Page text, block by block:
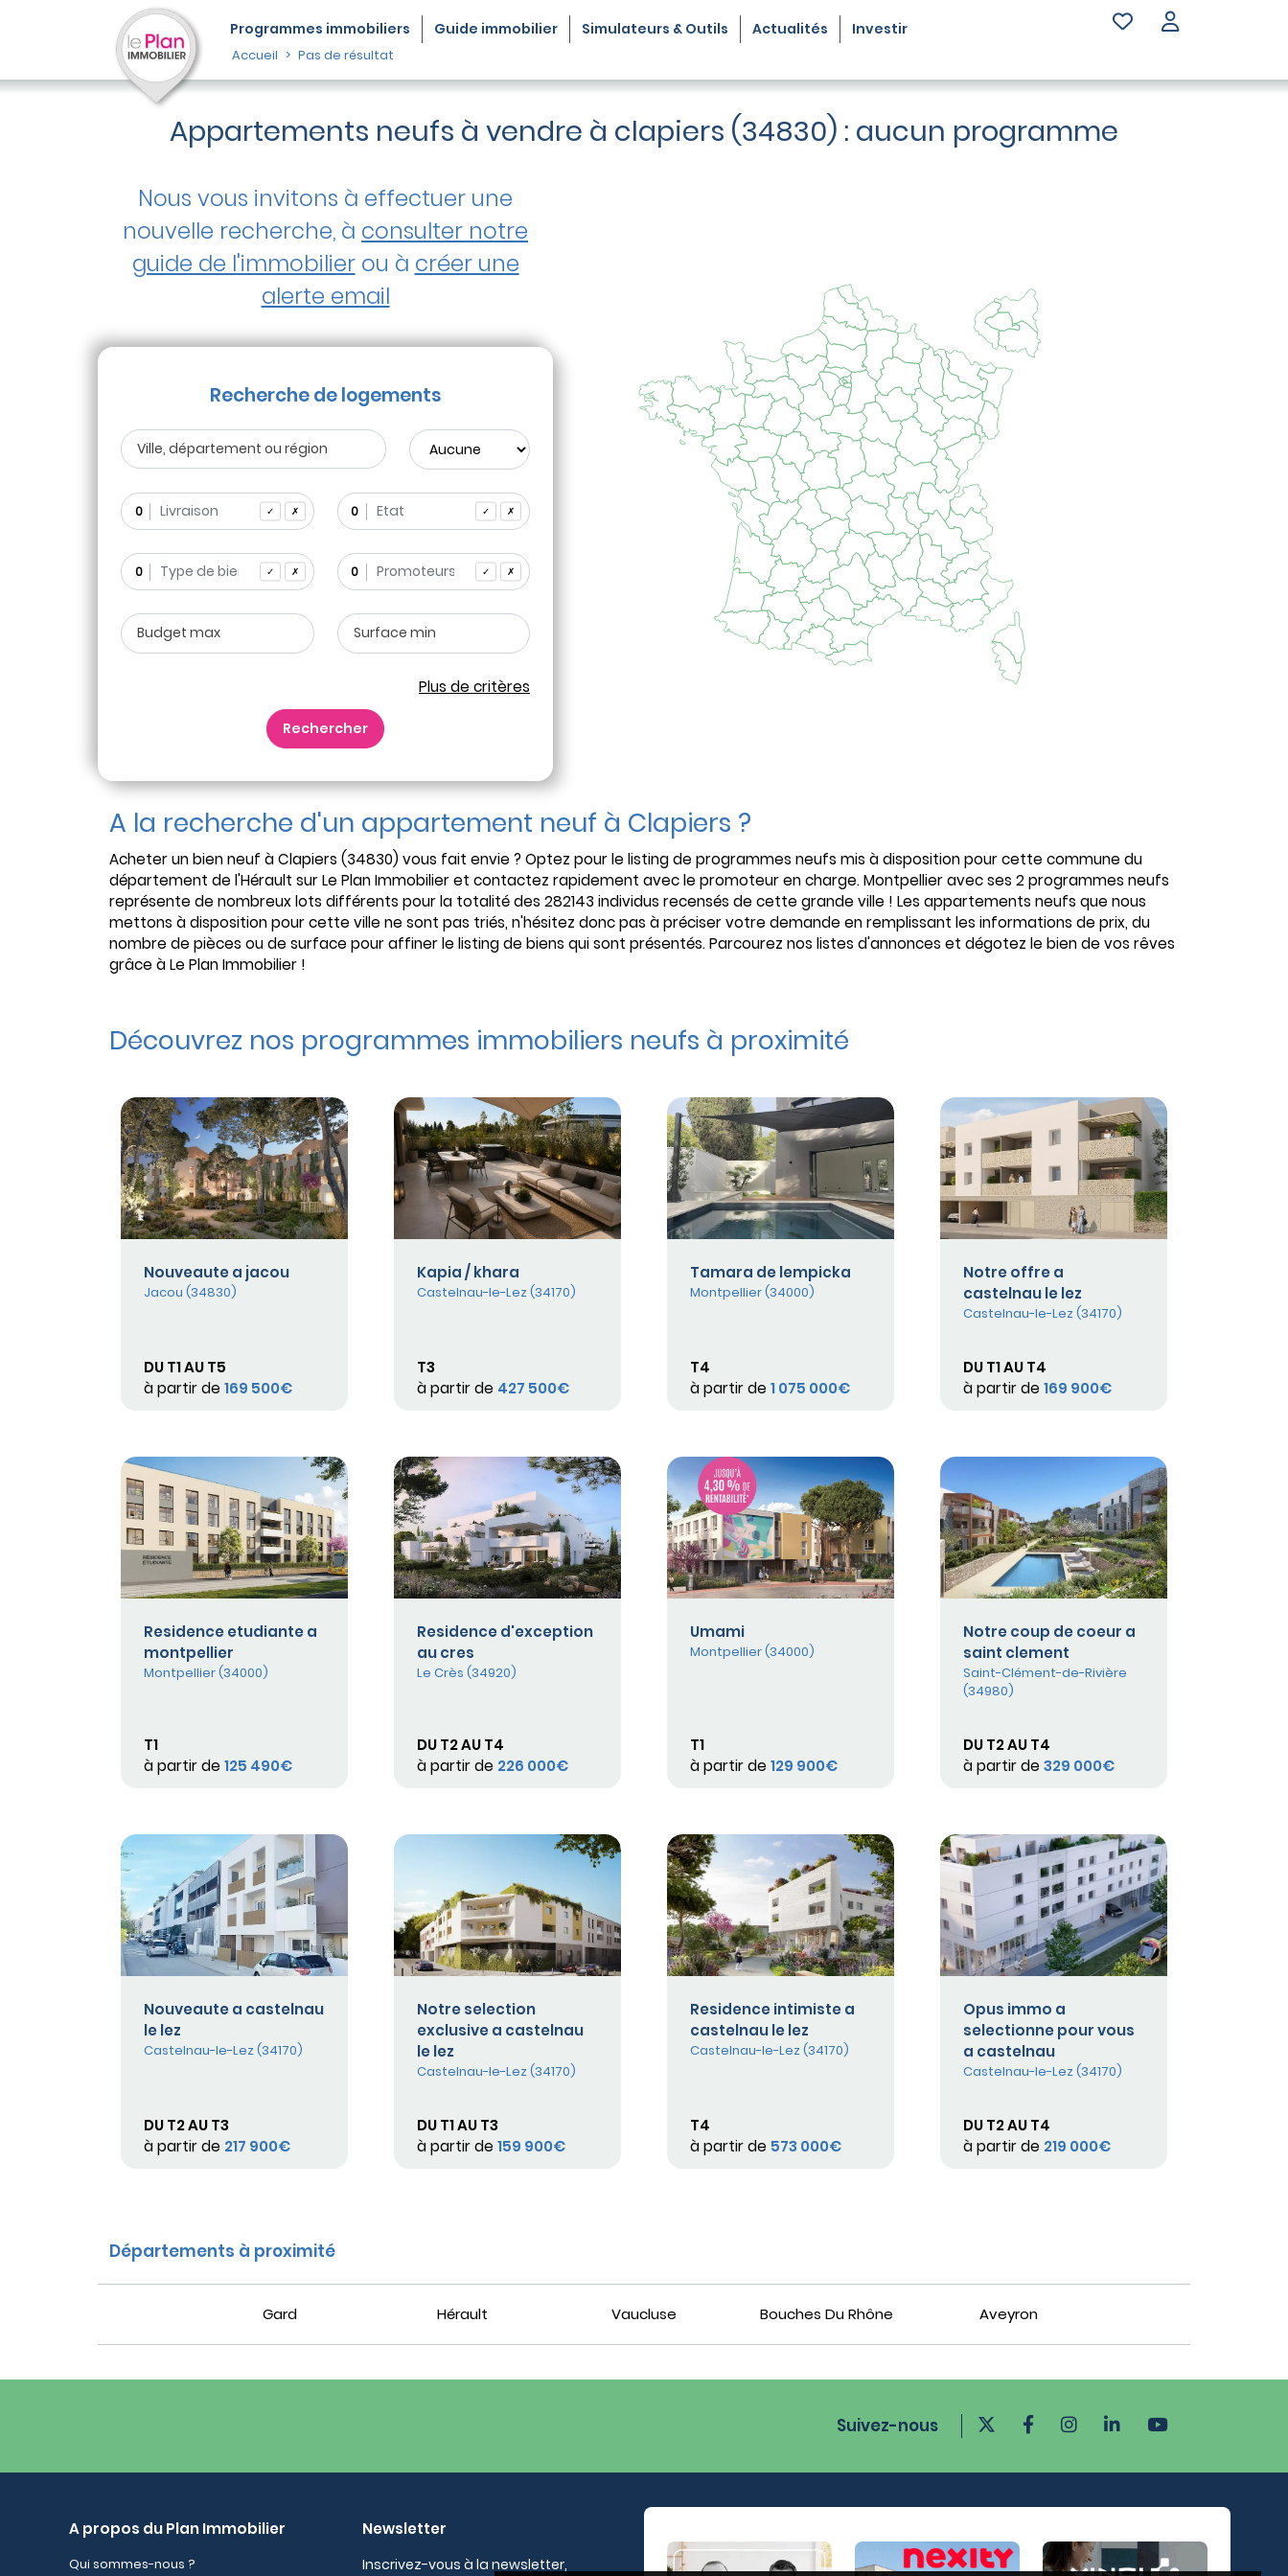
Programmes immobiliers Guide immobilier Simulateurs & Outils Actualités Investir
Accueil Pas de résultat
Appartements neufs à vendre à clapiers (34830) : aucun programme
Nous vous invitons à effectuer une
nouvelle recherche, à consulter notre
guide de l'immobilierou à créer une
alerte email
Recherche de logements
0 ✓ ✗ 0 ✓ ✗
0 ✓ ✗ 0 ✓ ✗
Plus de critères
Rechercher
A la recherche d'un appartement neuf à Clapiers ?
Acheter un bien neuf à Clapiers (34830) vous fait envie ? Optez pour le listing de programmes neufs mis à disposition pour cette commune du
département de l'Hérault sur Le Plan Immobilier et contactez rapidement avec le promoteur en charge. Montpellier avec ses 2 programmes neufs
représente de nombreux lots différents pour la totalité des 282143 individus recensés de cette grande ville ! Les appartements neufs que nous
mettons à disposition pour cette ville ne sont pas triés, n'hésitez donc pas à préciser votre demande en remplissant les informations de prix, du
nombre de pièces ou de surface pour affiner le listing de biens qui sont présentés. Parcourez nos listes d'annonces et dégotez le bien de vos rêves
grâce à Le Plan Immobilier !
Découvrez nos programmes immobiliers neufs à proximité
Nouveaute a jacou
Jacou (34830)
DU T1 AU T5
à partir de 169 500€
Kapia / khara
Castelnau-le-Lez (34170)
T3
à partir de 427 500€
Tamara de lempicka
Montpellier (34000)
T4
à partir de 1 075 000€
Notre offre a
castelnau le lez
Castelnau-le-Lez (34170)
DU T1 AU T4
à partir de 169 900€
Residence etudiante a
montpellier
Montpellier (34000)
T1
à partir de 125 490€
Residence d'exception
au cres
Le Crès (34920)
DU T2 AU T4
à partir de 226 000€
Umami
Montpellier (34000)
T1
à partir de 129 900€
Notre coup de coeur a
saint clement
Saint-Clément-de-Rivière
(34980)
DU T2 AU T4
à partir de 329 000€
Nouveaute a castelnau
le lez
Castelnau-le-Lez (34170)
DU T2 AU T3
à partir de 217 900€
Notre selection
exclusive a castelnau
le lez
Castelnau-le-Lez (34170)
DU T1 AU T3
à partir de 159 900€
Residence intimiste a
castelnau le lez
Castelnau-le-Lez (34170)
T4
à partir de 573 000€
Opus immo a
selectionne pour vous
a castelnau
Castelnau-le-Lez (34170)
DU T2 AU T4
à partir de 219 000€
Départements à proximité
Gard Hérault Vaucluse Bouches Du Rhône Aveyron
Suivez-nous
A propos du Plan Immobilier
Qui sommes-nous ?
Newsletter
Inscrivez-vous à la newsletter,